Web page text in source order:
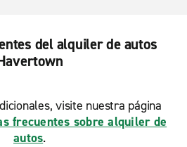
del alquiler de autos
visite nuestra página
frecuentes sobre alquiler de
autos.